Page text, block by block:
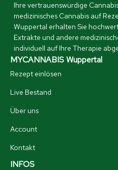
Ihre vertrauenswürdige
medizinisches Cannabis auf
Wuppertal erhalten Sie
Extrakte und andere
individuell auf Ihre Therapie
MYCANNABIS Wuppertal
Rezept einlösen
Live Bestand
Über uns
Account
Kontakt
INFOS